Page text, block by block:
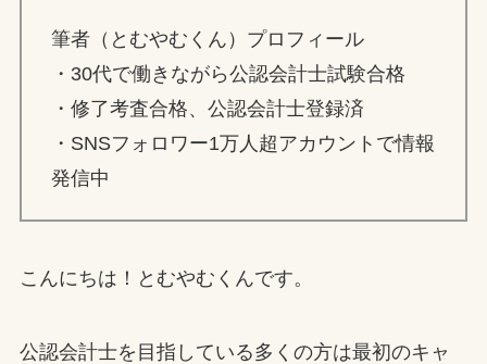
筆者（とむやむくん）プロフィール
・30代で働きながら公認会計士試験合格
・修了考査合格、公認会計士登録済
・SNSフォロワー1万人超アカウントで情報
発信中
こんにちは！とむやむくんです。
公認会計士を目指している多くの方は最初のキャ